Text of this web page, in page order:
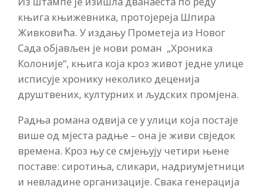
књига књижевника, протојереја Шпира
Живковића. У издању Прометеја из Новог
Сада објављен је нови роман „Хроника
Колоније“, књига која кроз живот једне улице
исписује хронику неколико деценија
друштвених, културних и људских промјена.
Радња романа одвија се у улици која постаје
више од мјеста радње – она је живи свједок
времена. Кроз њу се смјењују четири њене
поставе: сиротиња, сликари, надриумјетници
и невладине организације. Свака генерација